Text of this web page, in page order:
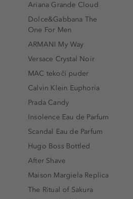
Ariana Grande Cloud
Dolce&Gabbana The
One For Men
ARMANI My Way
Versace Crystal Noir
MAC tekoči puder
Calvin Klein Euphoria
Prada Candy
Insolence Eau de Parfum
Scandal Eau de Parfum
Hugo Boss Bottled
After Shave
Maison Margiela Replica
The Ritual of Sakura